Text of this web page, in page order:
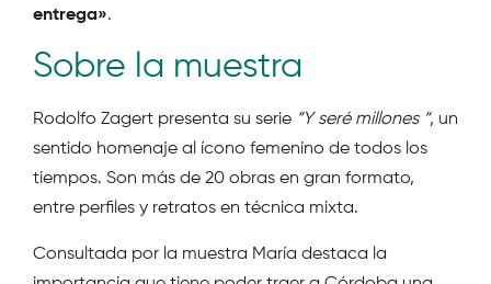
entrega».
Sobre la muestra
Rodolfo Zagert presenta su serie “Y seré millones “, un
sentido homenaje al ícono femenino de todos los
tiempos. Son más de 20 obras en gran formato,
entre perfiles y retratos en técnica mixta.
Consultada por la muestra María destaca la